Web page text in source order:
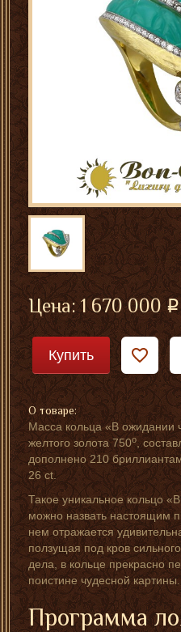
Цена:1 670 000
Купить
О товаре:
Масса кольца «В ожидании
желтого золота 750о,
дополнено 210
26 ct.
Такое уникальное кольцо
можно назвать настоящим
нем отражается
ползущая под кров
дела, в кольце прекрасно
поистине чудесной картины.
Программа